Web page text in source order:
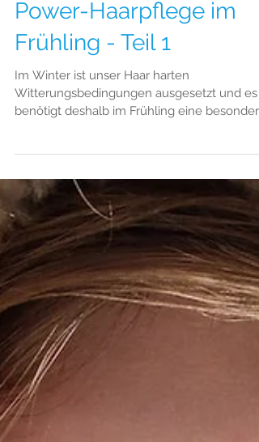
Power-Haarpflege im
Frühling - Teil 1
Im Winter ist unser Haar harten
Witterungsbedingungen ausgesetzt und es
benötigt deshalb im Frühling eine besonders
intensive Pflege, um es